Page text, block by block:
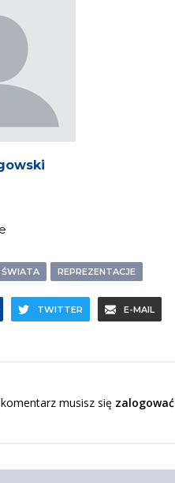
REPREZENTACJE
TWITTER E-MAIL
musisz się zalogować